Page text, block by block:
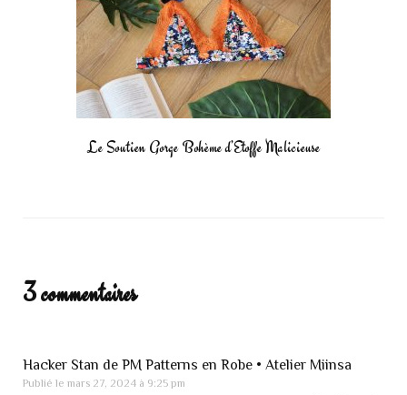
Le Soutien Gorge Bohème d’Etoffe Malicieuse
3 commentaires
Hacker Stan de PM Patterns en Robe • Atelier Miinsa
Publié le mars 27, 2024 à 9:25 pm